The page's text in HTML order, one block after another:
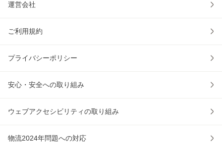
運営会社
ご利用規約
プライバシーポリシー
安心・安全への取り組み
ウェブアクセシビリティの取り組み
物流2024年問題への対応